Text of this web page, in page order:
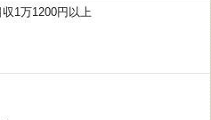
1万1200円以上